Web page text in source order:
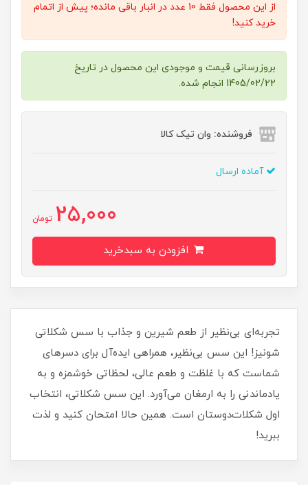
از این محصول فقط 10 عدد در انبار باقی مانده؛ پیش از اتمام
خرید کنید!
بروزرسانی قیمت و موجودی این محصول در تاریخ
1405/02/22 انجام شده.
فروشنده: وان تیک کالا
آماده ارسال
25,000 تومان
تجربه‌ای بی‌نظیر از طعم شیرین و جذاب با سس شکلاتی
شونیز! این سس بی‌نظیر، همراهی ایده‌آل برای دسرهای
شماست که با غلظت و طعم عالی، لحظاتی خوشمزه و به
یادماندنی را به ارمغان می‌آورد. این سس شکلاتی، انتخاب
اول شکلات‌دوستان است. همین حالا امتحان کنید و لذت
ببرید!